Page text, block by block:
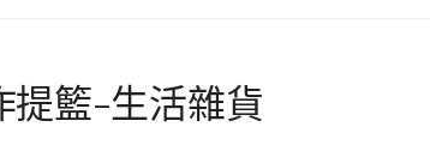
提籃-生活雜貨